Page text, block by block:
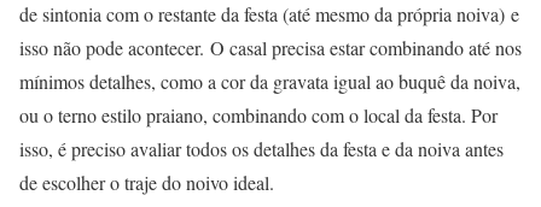
de sintonia com o restante da festa (até mesmo da própria noiva) e
isso não pode acontecer. O casal precisa estar combinando até nos
mínimos detalhes, como a cor da gravata igual ao buquê da noiva,
ou o terno estilo praiano, combinando com o local da festa. Por
isso, é preciso avaliar todos os detalhes da festa e da noiva antes
de escolher o traje do noivo ideal.